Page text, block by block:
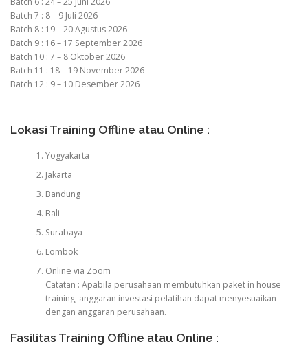
Batch 7 : 8 – 9 Juli 2026
Batch 8 : 19 – 20 Agustus 2026
Batch 9 : 16 – 17 September 2026
Batch 10 : 7 – 8 Oktober 2026
Batch 11 : 18 – 19 November 2026
Batch 12 : 9 – 10 Desember 2026
Lokasi Training Offline atau Online :
Yogyakarta
Jakarta
Bandung
Bali
Surabaya
Lombok
Online via Zoom
Catatan : Apabila perusahaan membutuhkan paket in house
training, anggaran investasi pelatihan dapat menyesuaikan
dengan anggaran perusahaan.
Fasilitas Training Offline atau Online :